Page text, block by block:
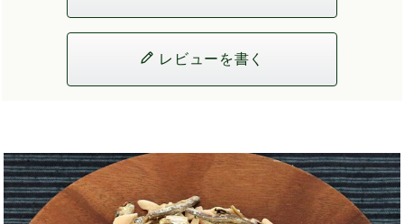
レビューを書く